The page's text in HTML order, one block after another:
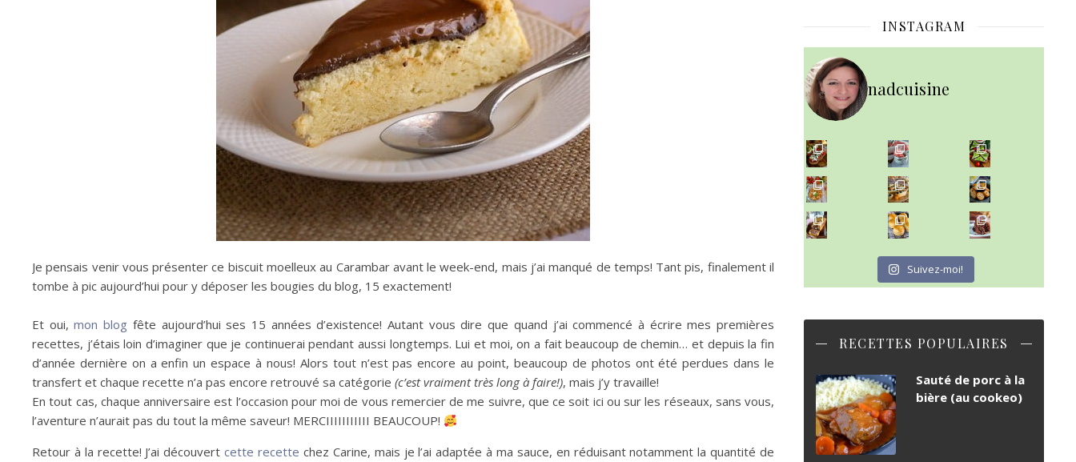
Je pensais venir vous présenter ce biscuit moelleux au Carambar avant le week-end, mais j’ai manqué de temps! Tant pis, finalement il
tombe à pic aujourd’hui pour y déposer les bougies du blog, 15 exactement!
Et oui,mon blog fête aujourd’hui ses 15 années d’existence! Autant vous dire que quand j’ai commencé à écrire mes premières
recettes, j’étais loin d’imaginer que je continuerai pendant aussi longtemps. Lui et moi, on a fait beaucoup de chemin… et depuis la fin
d’année dernière on a enfin un espace à nous! Alors tout n’est pas encore au point, beaucoup de photos ont été perdues dans le
transfert et chaque recette n’a pas encore retrouvé sa catégorie (c’est vraiment très long à faire!), mais j’y travaille!
En tout cas, chaque anniversaire est l’occasion pour moi de vous remercier de me suivre, que ce soit ici ou sur les réseaux, sans vous,
l’aventure n’aurait pas du tout la même saveur! MERCIIIIIIIIIII BEAUCOUP!
Retour à la recette! J’ai découvertcette recette chez Carine, mais je l’ai adaptée à ma sauce, en réduisant notamment la quantité de
INSTAGRAM
nadcuisine
~ NICE CREAM À LA FRAISE ~
Presque un mois que
~ SALADE DE PÂTES AUX DEUX TOMATES THON ET BURRA
~ FINANCIERS MYRTILLES ET CITRON ~
Aujourd'hu
~ BUNS MAISON ~
Un peu de boulange par ici au
~ GÂTEAU FONDANT CHOCO NOISETTE ~
C'est lundi
Suivez-moi!
RECETTES POPULAIRES
Sauté de porc à la
bière (au cookeo)